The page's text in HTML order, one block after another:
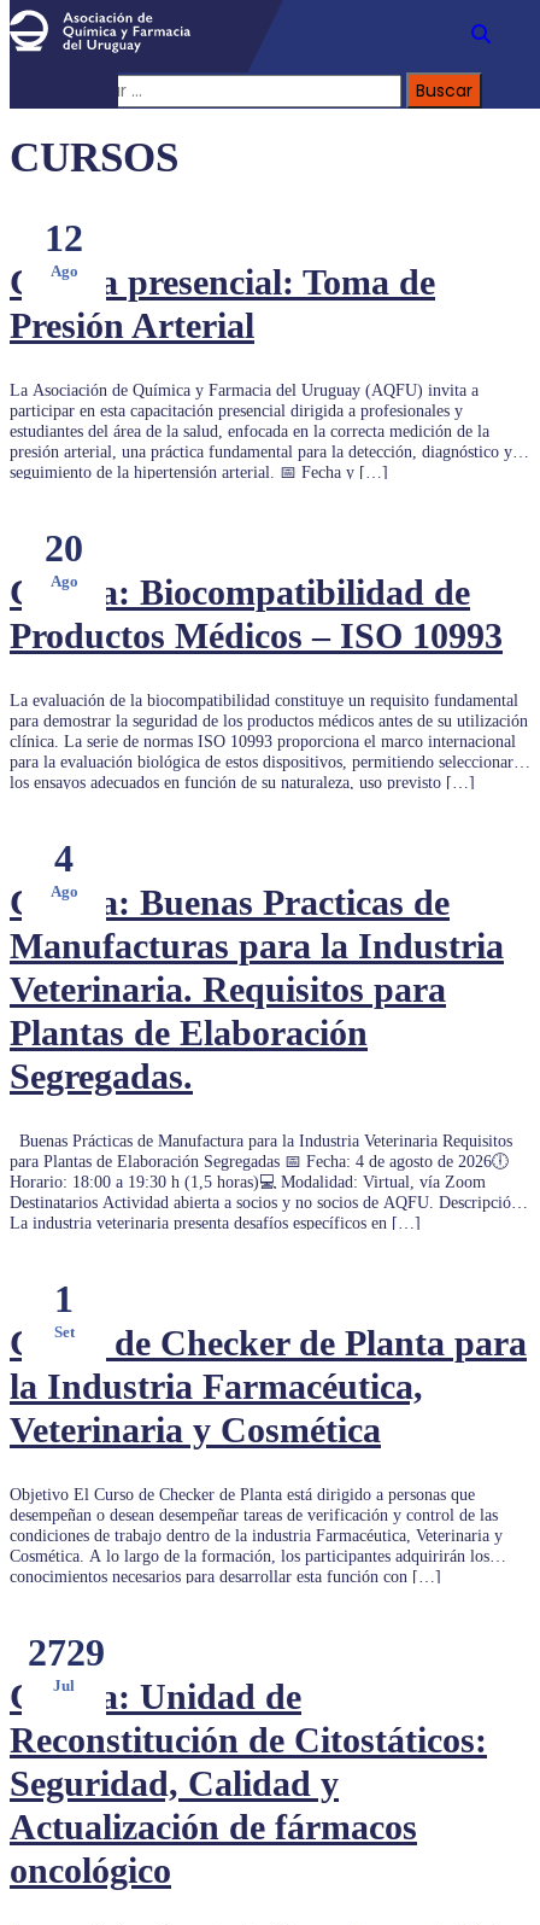
CURSOS
Charla presencial: Toma de
Presión Arterial
12
Ago
La Asociación de Química y Farmacia del Uruguay (AQFU) invita a
participar en esta capacitación presencial dirigida a profesionales y
estudiantes del área de la salud, enfocada en la correcta medición de la
presión arterial, una práctica fundamental para la detección, diagnóstico y
seguimiento de la hipertensión arterial. 📅 Fecha y […]
Charla: Biocompatibilidad de
Productos Médicos – ISO 10993
20
Ago
La evaluación de la biocompatibilidad constituye un requisito fundamental
para demostrar la seguridad de los productos médicos antes de su utilización
clínica. La serie de normas ISO 10993 proporciona el marco internacional
para la evaluación biológica de estos dispositivos, permitiendo seleccionar
los ensayos adecuados en función de su naturaleza, uso previsto […]
Charla: Buenas Practicas de
Manufacturas para la Industria
Veterinaria. Requisitos para
Plantas de Elaboración
Segregadas.
4
Ago
Buenas Prácticas de Manufactura para la Industria Veterinaria Requisitos
para Plantas de Elaboración Segregadas 📅 Fecha: 4 de agosto de 2026🕕
Horario: 18:00 a 19:30 h (1,5 horas)💻 Modalidad: Virtual, vía Zoom
Destinatarios Actividad abierta a socios y no socios de AQFU. Descripción
La industria veterinaria presenta desafíos específicos en […]
Curso de Checker de Planta para
la Industria Farmacéutica,
Veterinaria y Cosmética
1
Set
Objetivo El Curso de Checker de Planta está dirigido a personas que
desempeñan o desean desempeñar tareas de verificación y control de las
condiciones de trabajo dentro de la industria Farmacéutica, Veterinaria y
Cosmética. A lo largo de la formación, los participantes adquirirán los
conocimientos necesarios para desarrollar esta función con […]
Charla: Unidad de
Reconstitución de Citostáticos:
Seguridad, Calidad y
Actualización de fármacos
oncológico
2729
Jul